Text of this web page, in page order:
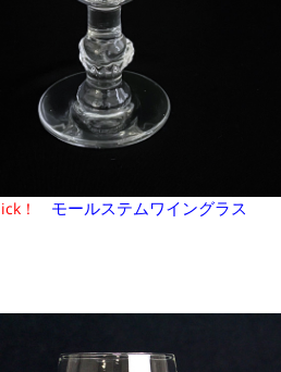
！ モールステムワイングラス